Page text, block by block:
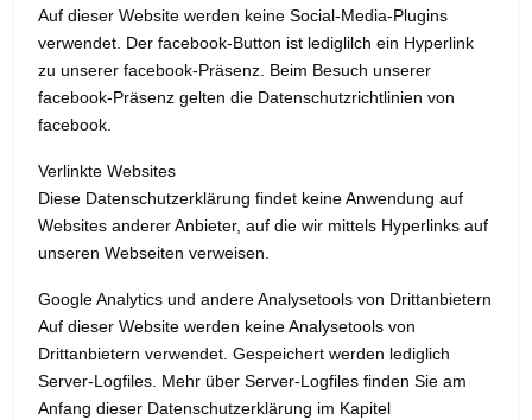
Auf dieser Website werden keine Social-Media-Plugins
verwendet. Der facebook-Button ist lediglilch ein Hyperlink
zu unserer facebook-Präsenz. Beim Besuch unserer
facebook-Präsenz gelten die Datenschutzrichtlinien von
facebook.
Verlinkte Websites
Diese Datenschutzerklärung findet keine Anwendung auf
Websites anderer Anbieter, auf die wir mittels Hyperlinks auf
unseren Webseiten verweisen.
Google Analytics und andere Analysetools von Drittanbietern
Auf dieser Website werden keine Analysetools von
Drittanbietern verwendet. Gespeichert werden lediglich
Server-Logfiles. Mehr über Server-Logfiles finden Sie am
Anfang dieser Datenschutzerklärung im Kapitel